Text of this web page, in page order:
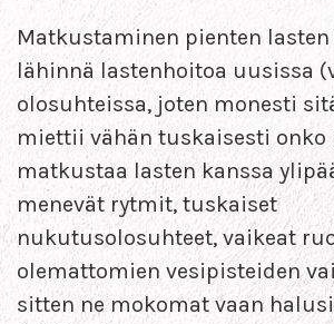
Matkustaminen pienten lasten
lähinnä lastenhoitoa uusissa
olosuhteissa, joten monesti
miettii vähän tuskaisesti onko
matkustaa lasten kanssa
menevät rytmit, tuskaiset
nukutusolosuhteet, vaikeat
olemattomien vesipisteiden
sitten ne mokomat vaan